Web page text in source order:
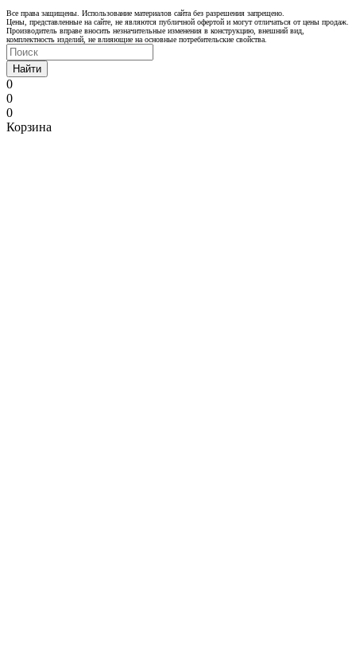
Все права защищены. Использование материалов сайта без разрешения запрещено.
Цены, представленные на сайте, не являются публичной офертой и могут отличаться от цены продаж.
Производитель вправе вносить незначительные изменения в конструкцию, внешний вид,
комплектность изделий, не влияющие на основные потребительские свойства.
Найти
0
0
0
Корзина